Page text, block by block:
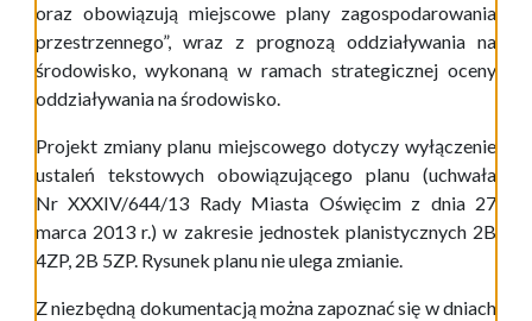
oraz obowiązują miejscowe plany zagospodarowania
przestrzennego”, wraz z prognozą oddziaływania na
środowisko, wykonaną w ramach strategicznej oceny
oddziaływania na środowisko.
Projekt zmiany planu miejscowego dotyczy wyłączenie
ustaleń tekstowych obowiązującego planu (uchwała
Nr XXXIV/644/13 Rady Miasta Oświęcim z dnia 27
marca 2013 r.) w zakresie jednostek planistycznych 2B
4ZP, 2B 5ZP. Rysunek planu nie ulega zmianie.
Z niezbędną dokumentacją można zapoznać się w dniach